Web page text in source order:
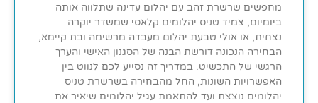
מחפשים שרשרת זהב עם יהלום עדינה שתלווה אותה
ביומיום, צמיד טניס יהלומים קלאסי שמשדר יוקרה
נצחית, או אולי טבעת יהלום מעבדה מרשימה ובת קיימא,
הבחירה הנכונה דורשת הבנה של הסגנון האישי והערך
הרגשי של התכשיט. במדריך זה נסייע לכם לנווט בין
האפשרויות השונות, החל מהבחירה בשרשרת טניס
יהלומים נוצצת ועד להתאמת עגיל יהלומים שיאיר את